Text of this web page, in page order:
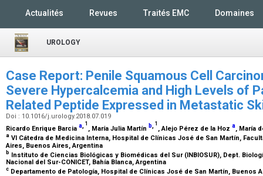
Actualités Revues Traités EMC Domaines
UROLOGY
Case Report: Penile Squamous Cell
Severe Hypercalcemia and High Levels of
Related Peptide Expressed in Metastatic
Doi : 10.1016/j.urology.2018.07.019
Ricardo Enrique Barcia a, 1
, María Julia Martín b, 1
, Alejo Pérez de la Hoz a, María
a VI Cátedra de Medicina Interna, Hospital de Clínicas José de San Martín,
Aires, Buenos Aires, Argentina
b Instituto de Ciencias Biológicas y Biomédicas del Sur (INBIOSUR), Dept.
Nacional del Sur-CONICET, Bahía Blanca, Argentina
c Departamento de Patología, Hospital de Clínicas José de San Martín, Buenos